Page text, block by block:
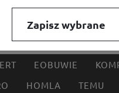
EOBUWIE
HOMLA TEMU
Zapisz wybrane